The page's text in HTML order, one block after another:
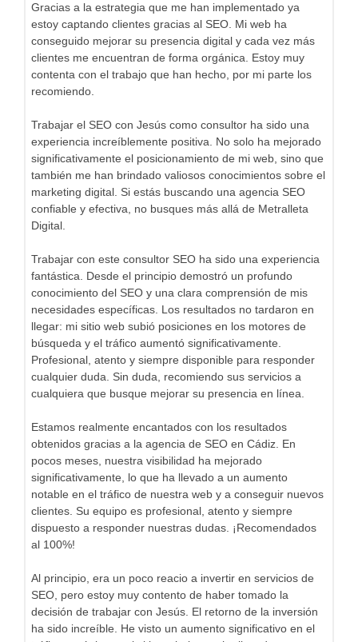
Gracias a la estrategia que me han implementado ya
estoy captando clientes gracias al SEO. Mi web ha
conseguido mejorar su presencia digital y cada vez más
clientes me encuentran de forma orgánica. Estoy muy
contenta con el trabajo que han hecho, por mi parte los
recomiendo.
Trabajar el SEO con Jesús como consultor ha sido una
experiencia increíblemente positiva. No solo ha mejorado
significativamente el posicionamiento de mi web, sino que
también me han brindado valiosos conocimientos sobre el
marketing digital. Si estás buscando una agencia SEO
confiable y efectiva, no busques más allá de Metralleta
Digital.
Trabajar con este consultor SEO ha sido una experiencia
fantástica. Desde el principio demostró un profundo
conocimiento del SEO y una clara comprensión de mis
necesidades específicas. Los resultados no tardaron en
llegar: mi sitio web subió posiciones en los motores de
búsqueda y el tráfico aumentó significativamente.
Profesional, atento y siempre disponible para responder
cualquier duda. Sin duda, recomiendo sus servicios a
cualquiera que busque mejorar su presencia en línea.
Estamos realmente encantados con los resultados
obtenidos gracias a la agencia de SEO en Cádiz. En
pocos meses, nuestra visibilidad ha mejorado
significativamente, lo que ha llevado a un aumento
notable en el tráfico de nuestra web y a conseguir nuevos
clientes. Su equipo es profesional, atento y siempre
dispuesto a responder nuestras dudas. ¡Recomendados
al 100%!
Al principio, era un poco reacio a invertir en servicios de
SEO, pero estoy muy contento de haber tomado la
decisión de trabajar con Jesús. El retorno de la inversión
ha sido increíble. He visto un aumento significativo en el